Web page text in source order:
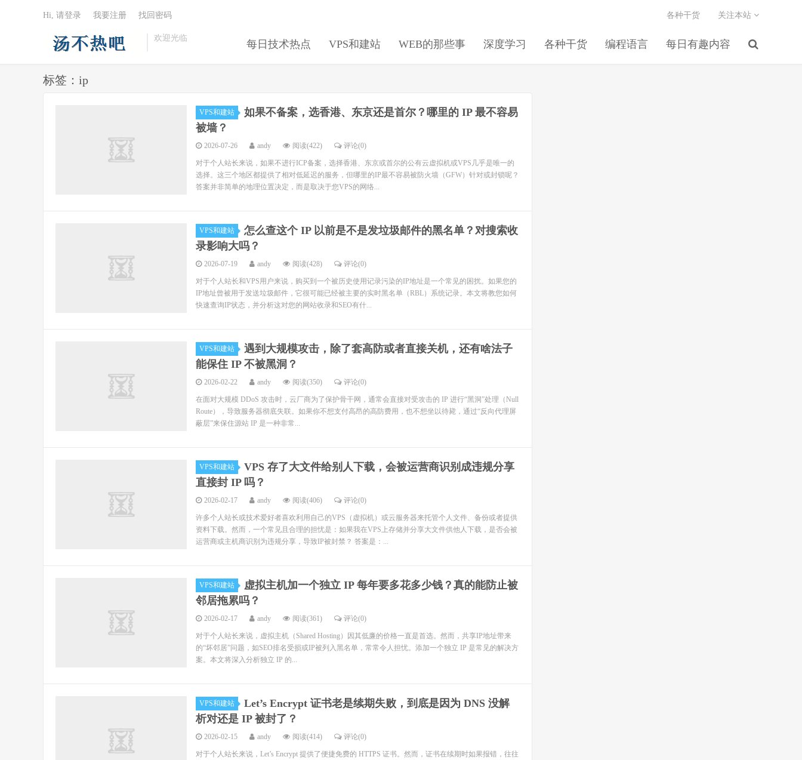
欢迎光临
每日技术热点 VPS和建站 WEB的那些事 深度学习 各种干货 编程语言 每日有趣内容
各种干货 关注本站
Hi, 请登录 我要注册 找回密码
标签：ip
VPS和建站
如果不备案，选香港、东京还是首尔？哪里的 IP 最不容易
被墙？
2026-07-26 andy 阅读(422) 评论(0)
对于个人站长来说，如果不进行ICP备案，选择香港、东京或首尔的公有云虚拟机或VPS几乎是唯一的
选择。这三个地区都提供了相对低延迟的服务，但哪里的IP最不容易被防火墙（GFW）针对或封锁呢？
答案并非简单的地理位置决定，而是取决于您VPS的网络...
VPS和建站
怎么查这个 IP 以前是不是发垃圾邮件的黑名单？对搜索收
录影响大吗？
2026-07-19 andy 阅读(428) 评论(0)
对于个人站长和VPS用户来说，购买到一个被历史使用记录污染的IP地址是一个常见的困扰。如果您的
IP地址曾被用于发送垃圾邮件，它很可能已经被主要的实时黑名单（RBL）系统记录。本文将教您如何
快速查询IP状态，并分析这对您的网站收录和SEO有什...
VPS和建站
遇到大规模攻击，除了套高防或者直接关机，还有啥法子
能保住 IP 不被黑洞？
2026-02-22 andy 阅读(350) 评论(0)
在面对大规模 DDoS 攻击时，云厂商为了保护骨干网，通常会直接对受攻击的 IP 进行“黑洞”处理（Null
Route），导致服务器彻底失联。如果你不想支付高昂的高防费用，也不想坐以待毙，通过“反向代理屏
蔽层”来保住源站 IP 是一种非常...
VPS和建站
VPS 存了大文件给别人下载，会被运营商识别成违规分享
直接封 IP 吗？
2026-02-17 andy 阅读(406) 评论(0)
许多个人站长或技术爱好者喜欢利用自己的VPS（虚拟机）或云服务器来托管个人文件、备份或者提供
资料下载。然而，一个常见且合理的担忧是：如果我在VPS上存储并分享大文件供他人下载，是否会被
运营商或主机商识别为违规分享，导致IP被封禁？ 答案是：...
VPS和建站
虚拟主机加一个独立 IP 每年要多花多少钱？真的能防止被
邻居拖累吗？
2026-02-17 andy 阅读(361) 评论(0)
对于个人站长来说，虚拟主机（Shared Hosting）因其低廉的价格一直是首选。然而，共享IP地址带来
的“坏邻居”问题，如SEO排名受损或IP被列入黑名单，常常令人担忧。添加一个独立 IP 是常见的解决方
案。本文将深入分析独立 IP 的...
VPS和建站
Let’s Encrypt 证书老是续期失败，到底是因为 DNS 没解
析对还是 IP 被封了？
2026-02-15 andy 阅读(414) 评论(0)
对于个人站长来说，Let’s Encrypt 提供了便捷免费的 HTTPS 证书。然而，证书在续期时如果报错，往往